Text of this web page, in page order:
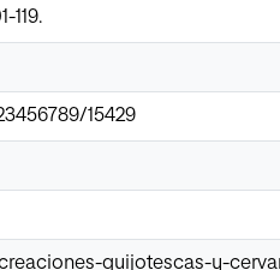
119.
15429
quijotescas-y-